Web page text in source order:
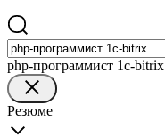
php-программист 1c-bitrix
Резюме